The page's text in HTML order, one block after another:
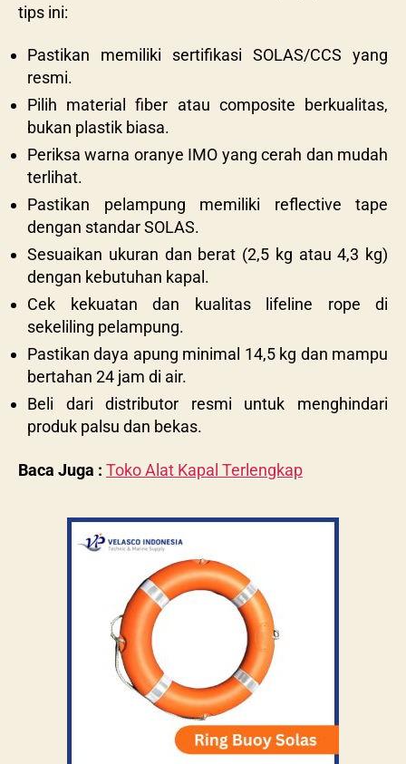
tips ini:
Pastikan memiliki sertifikasi SOLAS/CCS yang
resmi.
Pilih material fiber atau composite berkualitas,
bukan plastik biasa.
Periksa warna oranye IMO yang cerah dan mudah
terlihat.
Pastikan pelampung memiliki reflective tape
dengan standar SOLAS.
Sesuaikan ukuran dan berat (2,5 kg atau 4,3 kg)
dengan kebutuhan kapal.
Cek kekuatan dan kualitas lifeline rope di
sekeliling pelampung.
Pastikan daya apung minimal 14,5 kg dan mampu
bertahan 24 jam di air.
Beli dari distributor resmi untuk menghindari
produk palsu dan bekas.
Baca Juga : Toko Alat Kapal Terlengkap